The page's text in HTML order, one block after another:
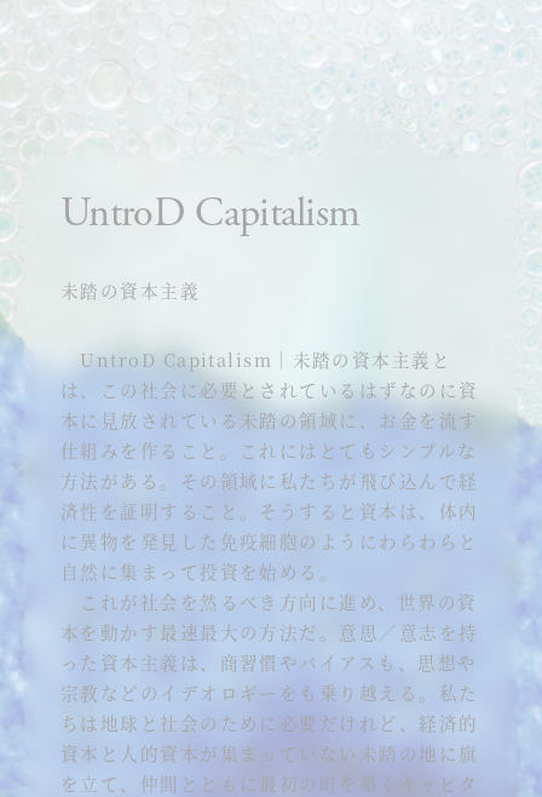
UntroD Capitalism
未踏の資本主義
UntroD Capitalism｜未踏の資本主義と
は、この社会に必要とされているはずなのに資
本に見放されている未踏の領域に、お金を流す
仕組みを作ること。これにはとてもシンプルな
方法がある。その領域に私たちが飛び込んで経
済性を証明すること。そうすると資本は、体内
に異物を発見した免疫細胞のようにわらわらと
自然に集まって投資を始める。
これが社会を然るべき方向に進め、世界の資
本を動かす最速最大の方法だ。意思／意志を持
った資本主義は、商習慣やバイアスも、思想や
宗教などのイデオロギーをも乗り越える。私た
ちは地球と社会のために必要だけれど、経済的
資本と人的資本が集まっていない未踏の地に旗
を立て、仲間とともに最初の町を築くキャピタ